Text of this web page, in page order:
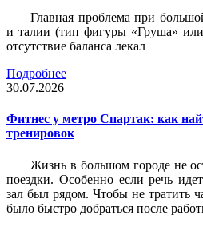
Главная проблема при
и талии (тип фигуры «Груша»
отсутствие баланса лекал
Подробнее
30.07.2026
Фитнес у метро Спартак: как
тренировок
Жизнь в большом городе не
поездки. Особенно если речь
зал был рядом. Чтобы не тратить
было быстро добраться после